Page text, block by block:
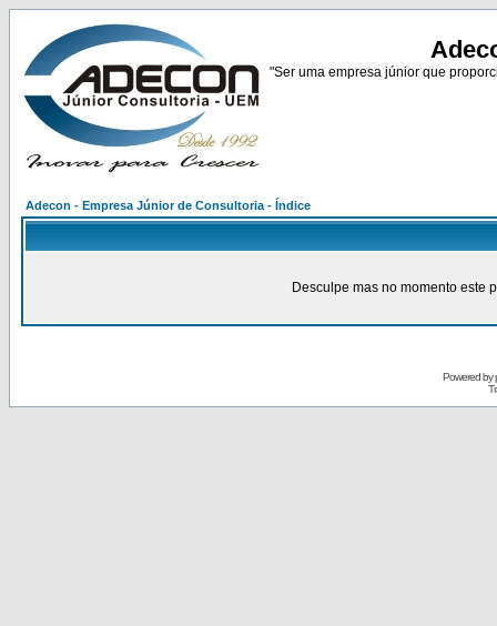
"Ser uma empresa júnior que
Adecon - Empresa Júnior de Consultoria - Índice
Desculpe mas no momento este
Powered by